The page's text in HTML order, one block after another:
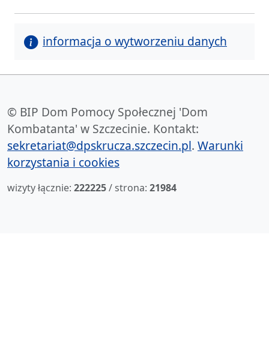
informacja o wytworzeniu danych
© BIP Dom Pomocy Społecznej 'Dom
Kombatanta' w Szczecinie. Kontakt:
sekretariat@dpskrucza.szczecin.pl. Warunki
korzystania i cookies
wizyty łącznie: 222225/ strona: 21984